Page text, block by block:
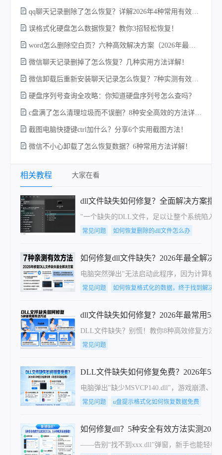
qq聊天记录删除了怎么恢复？详解2026年4种常用有效的方法（支持.db数据库提取）
误格式化硬盘怎么数据恢复？教你3招轻松恢复！
word怎么删除空白页？六种高效解决方案（2026年最新实操指南）！
微信聊天记录删掉了怎么恢复？几种实用方法详解！
微信卸载后重新安装聊天记录怎么恢复？7种实测有效的恢复方案详解！
硬盘序列号查询全攻略：你知道硬盘序列号怎么查吗？
c盘满了怎么清理垃圾而不误删？8种安全高效的方法详解+误删恢复指南！
截图电脑快捷键ctrl加什么？分享6个实用截图方法！
微信不小心卸载了怎么恢复数据？6种常用方法详解！
相关教程 大家在看
dll文件缺失如何修复？全面解决方案指
"一个缺失的DLL文件，足以让整个系统陷入
常见问题 如何恢复删除的dll文件怎么办
如何修复dll文件缺失？2026年最全解决
电脑突然弹出"无法启动此程序，因为计算机
常见问题 如何恢复格式化的数据，终于找到解决方
dll文件缺失如何修复？2026年最常用5种
DLL文件缺失？别慌！教你8种高效修复方法
常见问题
DLL文件缺失如何修复免费？2026年5
电脑弹出"缺少MSVCP140.dll"，游戏崩溃、
常见问题 u盘提示格式化如何恢复数据免费
如何修复dll？5种安全有效方法实测
——告别“找不到xxx.dll”弹窗，新手也能轻松